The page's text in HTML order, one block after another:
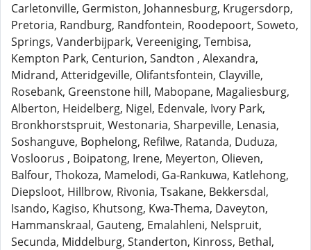
Carletonville, Germiston, Johannesburg, Krugersdorp,
Pretoria, Randburg, Randfontein, Roodepoort, Soweto,
Springs, Vanderbijpark, Vereeniging, Tembisa,
Kempton Park, Centurion, Sandton , Alexandra,
Midrand, Atteridgeville, Olifantsfontein, Clayville,
Rosebank, Greenstone hill, Mabopane, Magaliesburg,
Alberton, Heidelberg, Nigel, Edenvale, Ivory Park,
Bronkhorstspruit, Westonaria, Sharpeville, Lenasia,
Soshanguve, Bophelong, Refilwe, Ratanda, Duduza,
Vosloorus , Boipatong, Irene, Meyerton, Olieven,
Balfour, Thokoza, Mamelodi, Ga-Rankuwa, Katlehong,
Diepsloot, Hillbrow, Rivonia, Tsakane, Bekkersdal,
Isando, Kagiso, Khutsong, Kwa-Thema, Daveyton,
Hammanskraal, Gauteng, Emalahleni, Nelspruit,
Secunda, Middelburg, Standerton, Kinross, Bethal,